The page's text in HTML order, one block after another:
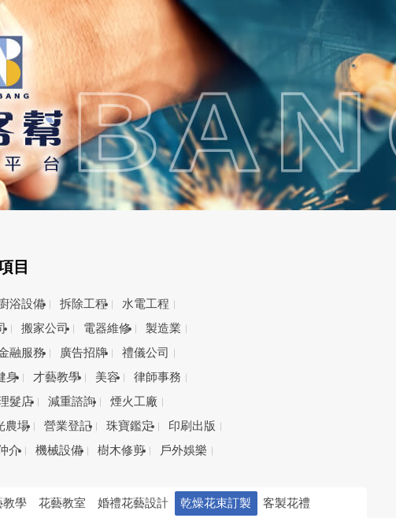
目
浴設備 拆除工程
水電工程
搬家公司 電器維修
製造業
融服務 廣告招牌
禮儀公司
身 才藝教學 美容
律師事務
髮店 減重諮詢
煙火工廠
農場 營業登記 珠寶鑑定
印刷出版
介 機械設備 樹木修剪
戶外娛樂
教學 花藝教室 婚禮花藝設計 乾燥花束訂製
客製花禮